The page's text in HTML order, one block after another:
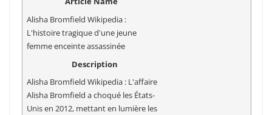
Alisha Bromfield Wikipedia :
L'histoire tragique d'une jeune
femme enceinte assassinée
Description
Alisha Bromfield Wikipedia : L'affaire
Alisha Bromfield a choqué les États-
Unis en 2012, mettant en lumière les